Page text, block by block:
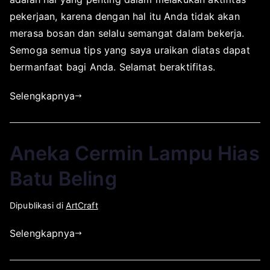
pekerjaan, karena dengan hal itu Anda tidak akan
merasa bosan dan selalu semangat dalam bekerja.
Semoga semua tips yang saya uraikan diatas dapat
bermanfaat bagi Anda. Selamat beraktifitas.
Selengkapnya
Aneka Cermin Lampu Hias
Batu Beling
O
e
D
p
Dipublikasi diArtCraft
Selengkapnya